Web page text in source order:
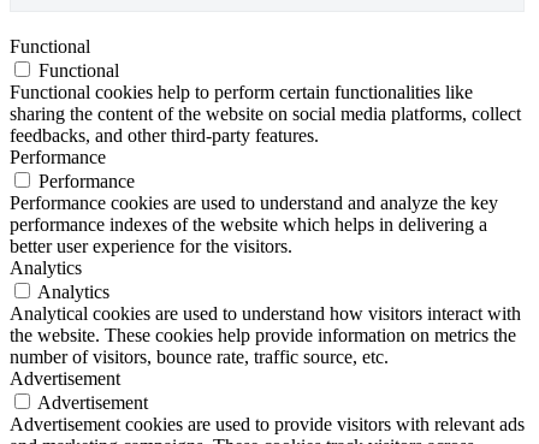
Functional
Functional
Functional cookies help to perform certain functionalities like
sharing the content of the website on social media platforms, collect
feedbacks, and other third-party features.
Performance
Performance
Performance cookies are used to understand and analyze the key
performance indexes of the website which helps in delivering a
better user experience for the visitors.
Analytics
Analytics
Analytical cookies are used to understand how visitors interact with
the website. These cookies help provide information on metrics the
number of visitors, bounce rate, traffic source, etc.
Advertisement
Advertisement
Advertisement cookies are used to provide visitors with relevant ads